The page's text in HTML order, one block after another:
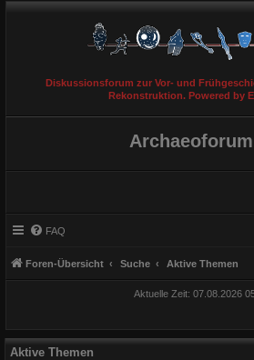
Diskussionsforum zur Vor- und
Rekonstruktion. Powered by
FAQ
Foren-Übersicht Suche Aktive Themen
Aktuelle Zeit: 07.08.2026
Aktive Themen